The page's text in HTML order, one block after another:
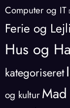
Computer og IT
Ferie og
Hus og
kategoriseret
og kultur